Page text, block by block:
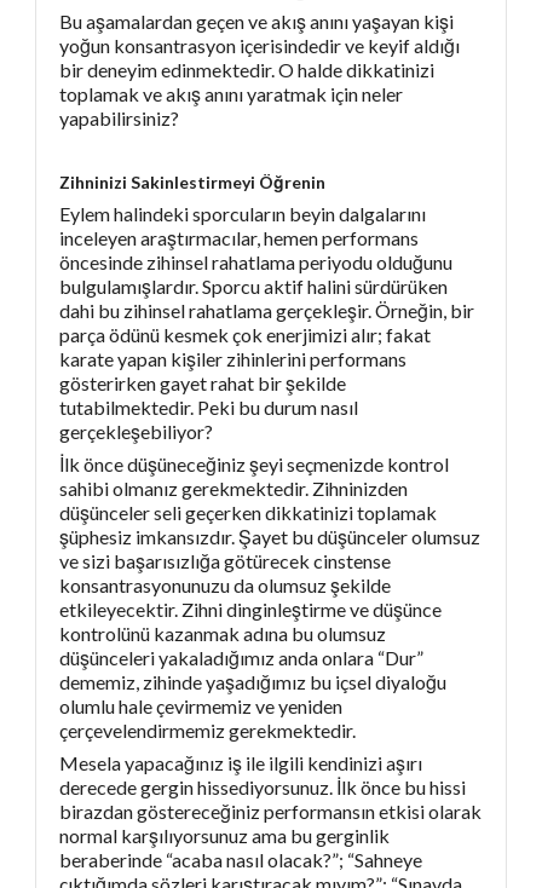
Bu aşamalardan geçen ve akış anını yaşayan kişi
yoğun konsantrasyon içerisindedir ve keyif aldığı
bir deneyim edinmektedir. O halde dikkatinizi
toplamak ve akış anını yaratmak için neler
yapabilirsiniz?
Zihninizi Sakinlestirmeyi Öğrenin
Eylem halindeki sporcuların beyin dalgalarını
inceleyen araştırmacılar, hemen performans
öncesinde zihinsel rahatlama periyodu olduğunu
bulgulamışlardır. Sporcu aktif halini sürdürüken
dahi bu zihinsel rahatlama gerçekleşir. Örneğin, bir
parça ödünü kesmek çok enerjimizi alır; fakat
karate yapan kişiler zihinlerini performans
gösterirken gayet rahat bir şekilde
tutabilmektedir. Peki bu durum nasıl
gerçekleşebiliyor?
İlk önce düşüneceğiniz şeyi seçmenizde kontrol
sahibi olmanız gerekmektedir. Zihninizden
düşünceler seli geçerken dikkatinizi toplamak
şüphesiz imkansızdır. Şayet bu düşünceler olumsuz
ve sizi başarısızlığa götürecek cinstense
konsantrasyonunuzu da olumsuz şekilde
etkileyecektir. Zihni dinginleştirme ve düşünce
kontrolünü kazanmak adına bu olumsuz
düşünceleri yakaladığımız anda onlara “Dur”
dememiz, zihinde yaşadığımız bu içsel diyaloğu
olumlu hale çevirmemiz ve yeniden
çerçevelendirmemiz gerekmektedir.
Mesela yapacağınız iş ile ilgili kendinizi aşırı
derecede gergin hissediyorsunuz. İlk önce bu hissi
birazdan göstereceğiniz performansın etkisi olarak
normal karşılıyorsunuz ama bu gerginlik
beraberinde “acaba nasıl olacak?”; “Sahneye